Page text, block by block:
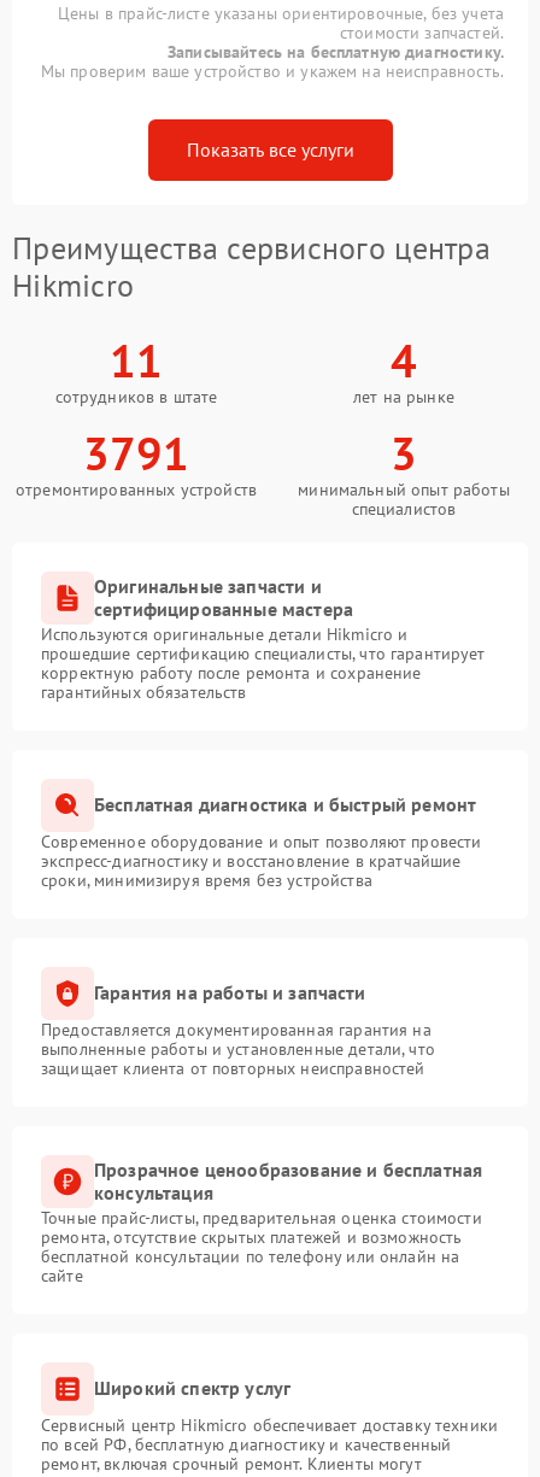
Цены в прайс-листе указаны ориентировочные, без учета
стоимости запчастей.
Записывайтесь на бесплатную диагностику.
Мы проверим ваше устройство и укажем на неисправность.
Показать все услуги
Преимущества сервисного центра
Hikmicro
11
сотрудников в штате
4
лет на рынке
3791
отремонтированных устройств
3
минимальный опыт работы
специалистов
Оригинальные запчасти и
сертифицированные мастера
Используются оригинальные детали Hikmicro и
прошедшие сертификацию специалисты, что гарантирует
корректную работу после ремонта и сохранение
гарантийных обязательств
Бесплатная диагностика и быстрый ремонт
Современное оборудование и опыт позволяют провести
экспресс-диагностику и восстановление в кратчайшие
сроки, минимизируя время без устройства
Гарантия на работы и запчасти
Предоставляется документированная гарантия на
выполненные работы и установленные детали, что
защищает клиента от повторных неисправностей
Прозрачное ценообразование и бесплатная
консультация
Точные прайс-листы, предварительная оценка стоимости
ремонта, отсутствие скрытых платежей и возможность
бесплатной консультации по телефону или онлайн на
сайте
Широкий спектр услуг
Сервисный центр Hikmicro обеспечивает доставку техники
по всей РФ, бесплатную диагностику и качественный
ремонт, включая срочный ремонт. Клиенты могут